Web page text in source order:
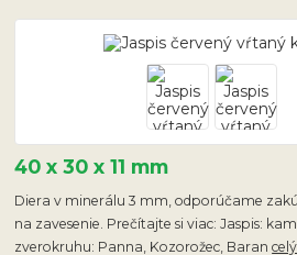
40 x 30 x 11 mm
Diera v minerálu 3 mm, odporúčame
na zavesenie. Prečítajte si viac: Jaspis:
zverokruhu: Panna, Kozorožec, Baran